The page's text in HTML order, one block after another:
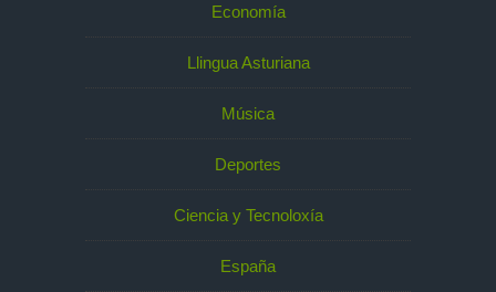
Economía
Llingua Asturiana
Música
Deportes
Ciencia y Tecnoloxía
España